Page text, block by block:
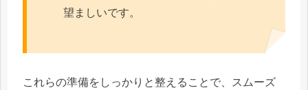
望ましいです。
これらの準備をしっかりと整えることで、スムーズ